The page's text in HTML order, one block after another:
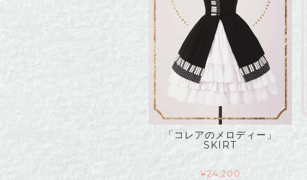
「コレアのメロディー」
SKIRT
¥24,200